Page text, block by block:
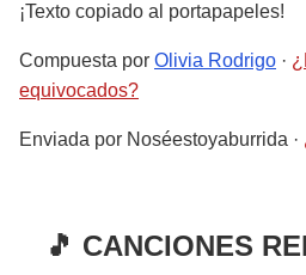
¡Texto copiado al portapapeles!
Compuesta por Olivia Rodrigo ·
equivocados?
Enviada por Noséestoyaburrida ·
🎵 CANCIONES